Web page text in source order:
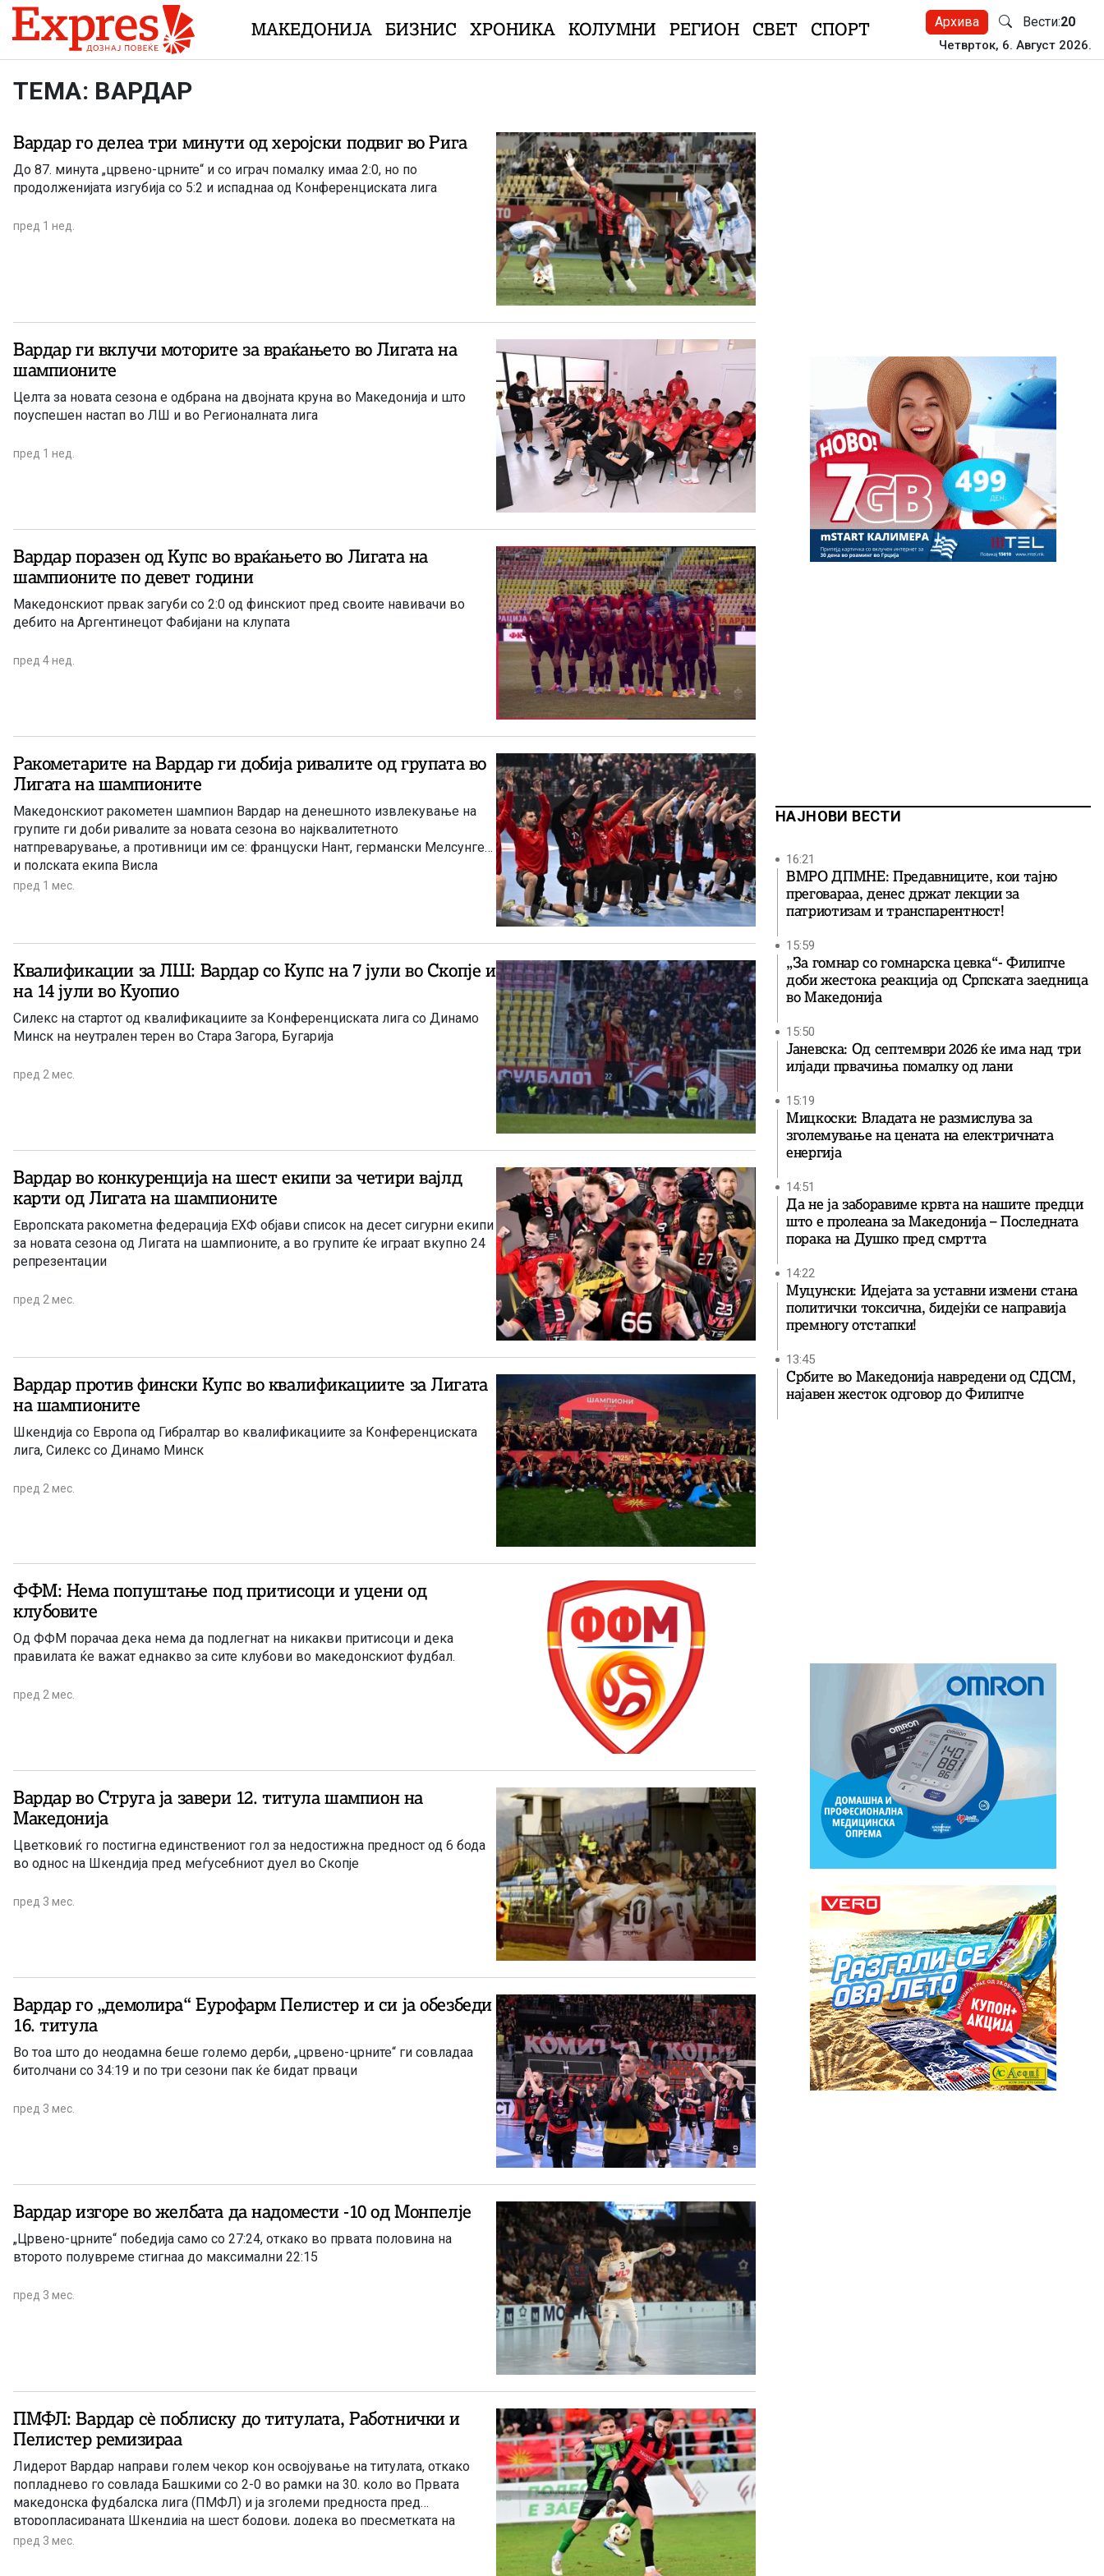
Skip to content
МАКЕДОНИЈА БИЗНИС ХРОНИКА КОЛУМНИ РЕГИОН СВЕТ СПОРТ Архива Вести:20
Четврток, 6. Август 2026.
ТЕМА: ВАРДАР
Вардар го делеа три минути од херојски подвиг во Рига
До 87. минута „црвено-црните“ и со играч помалку имаа 2:0, но по
продолженијата изгубија со 5:2 и испаднаа од Конференциската лига
пред 1 нед.
Вардар ги вклучи моторите за враќањето во Лигата на
шампионите
Целта за новата сезона е одбрана на двојната круна во Македонија и што
поуспешен настап во ЛШ и во Регионалната лига
пред 1 нед.
Вардар поразен од Купс во враќањето во Лигата на
шампионите по девет години
Македонскиот првак загуби со 2:0 од финскиот пред своите навивачи во
дебито на Аргентинецот Фабијани на клупата
пред 4 нед.
Ракометарите на Вардар ги добија ривалите од групата во
Лигата на шампионите
Македонскиот ракометен шампион Вардар на денешното извлекување на
групите ги доби ривалите за новата сезона во најквалитетното
натпреварување, а противници им се: француски Нант, германски Мелсунген
и полската екипа Висла
пред 1 мес.
Квалификации за ЛШ: Вардар со Купс на 7 јули во Скопје и
на 14 јули во Куопио
Силекс на стартот од квалификациите за Конференциската лига со Динамо
Минск на неутрален терен во Стара Загора, Бугарија
пред 2 мес.
Вардар во конкуренција на шест екипи за четири вајлд
карти од Лигата на шампионите
Европската ракометна федерација ЕХФ објави список на десет сигурни екипи
за новата сезона од Лигата на шампионите, а во групите ќе играат вкупно 24
репрезентации
пред 2 мес.
Вардар против фински Купс во квалификациите за Лигата
на шампионите
Шкендија со Европа од Гибралтар во квалификациите за Конференциската
лига, Силекс со Динамо Минск
пред 2 мес.
ФФМ: Нема попуштање под притисоци и уцени од
клубовите
Од ФФМ порачаа дека нема да подлегнат на никакви притисоци и дека
правилата ќе важат еднакво за сите клубови во македонскиот фудбал.
пред 2 мес.
Вардар во Струга ја завери 12. титула шампион на
Македонија
Цветковиќ го постигна единствениот гол за недостижна предност од 6 бода
во однос на Шкендија пред меѓусебниот дуел во Скопје
пред 3 мес.
Вардар го „демолира“ Еурофарм Пелистер и си ја обезбеди
16. титула
Во тоа што до неодамна беше големо дерби, „црвено-црните“ ги совладаа
битолчани со 34:19 и по три сезони пак ќе бидат прваци
пред 3 мес.
Вардар изгоре во желбата да надомести -10 од Монпелје
„Црвено-црните“ победија само со 27:24, откако во првата половина на
второто полувреме стигнаа до максимални 22:15
пред 3 мес.
ПМФЛ: Вардар сè поблиску до титулата, Работнички и
Пелистер ремизираа
Лидерот Вардар направи голем чекор кон освојување на титулата, откако
попладнево го совлада Башкими со 2-0 во рамки на 30. коло во Првата
македонска фудбалска лига (ПМФЛ) и ја зголеми предноста пред
второпласираната Шкендија на шест бодови, додека во пресметката на
директните конкуренти за опстанок Работнички и Пелистер одиграа
пред 3 мес.
НАЈНОВИ ВЕСТИ
16:21
ВМРО ДПМНЕ: Предавниците, кои тајно
преговараа, денес држат лекции за
патриотизам и транспарентност!
15:59
„За гомнар со гомнарска цевка“- Филипче
доби жестока реакција од Српската заедница
во Македонија
15:50
Јаневска: Од септември 2026 ќе има над три
илјади првачиња помалку од лани
15:19
Мицкоски: Владата не размислува за
зголемување на цената на електричната
енергија
14:51
Да не ја заборавиме крвта на нашите предци
што е пролеана за Македонија – Последната
порака на Душко пред смртта
14:22
Муцунски: Идејата за уставни измени стана
политички токсична, бидејќи се направија
премногу отстапки!
13:45
Србите во Македонија навредени од СДСМ,
најавен жесток одговор до Филипче